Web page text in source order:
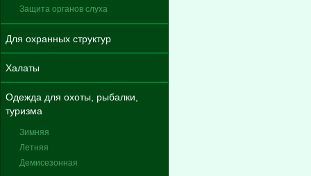
Защита органов слуха
Для охранных структур
Халаты
Одежда для охоты, рыбалки,
туризма
Зимняя
Летняя
Демисезонная